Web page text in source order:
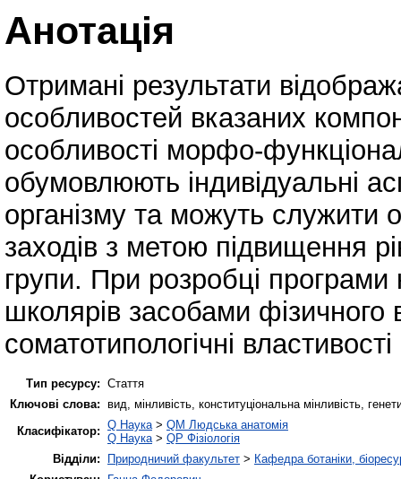
Анотація
Отримані результати
особливостей вказаних
особливості морфо-
обумовлюють індивідуальні
організму та можуть служити
заходів з метою підвищення
групи. При розробці програми
школярів засобами фізичного
соматотипологічні
Тип ресурсу: Стаття
Ключові слова: вид, мінливість, конституціональна мінливість,
Класифікатор: Q Наука > QM Людська анатомія
Q Наука > QP Фізіологія
Відділи:
Природничий факультет > Кафедра ботаніки,